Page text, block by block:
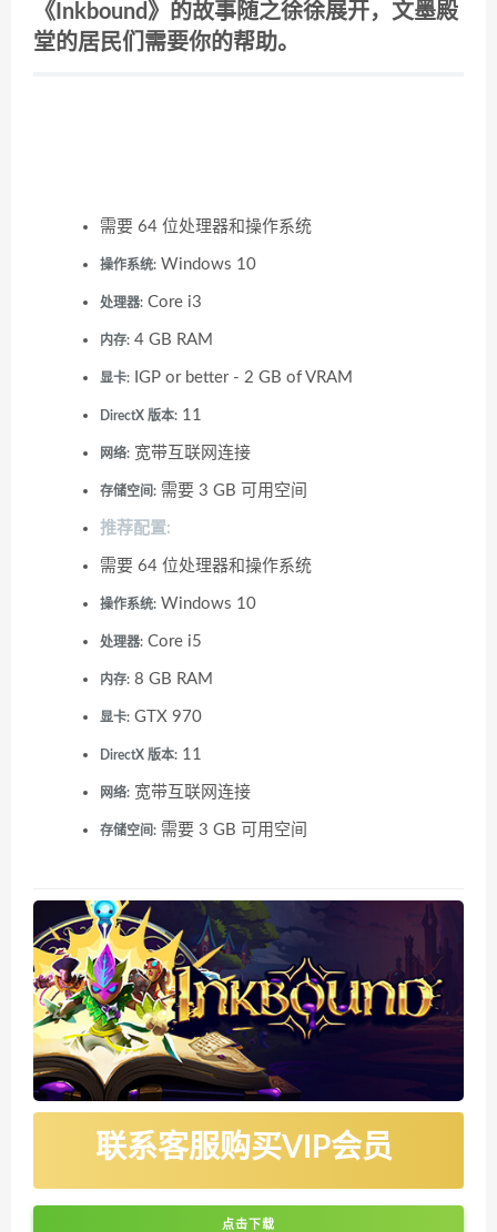
《Inkbound》的故事随之徐徐展开，文墨殿
堂的居民们需要你的帮助。
需要 64 位处理器和操作系统
操作系统: Windows 10
处理器: Core i3
内存: 4 GB RAM
显卡: IGP or better - 2 GB of VRAM
DirectX 版本: 11
网络: 宽带互联网连接
存储空间: 需要 3 GB 可用空间
推荐配置:
需要 64 位处理器和操作系统
操作系统: Windows 10
处理器: Core i5
内存: 8 GB RAM
显卡: GTX 970
DirectX 版本: 11
网络: 宽带互联网连接
存储空间: 需要 3 GB 可用空间
联系客服购买VIP会员
点击下载